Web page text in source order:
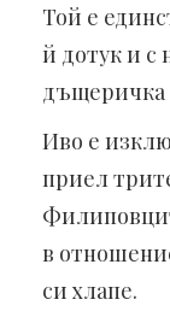
Той е
й дотук и с
дъщеричка
Иво е
приел
в
си хлапе.